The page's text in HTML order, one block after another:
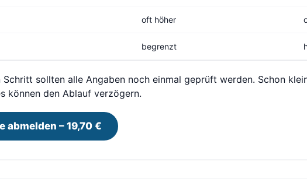
oft höher
begrenzt
sollten alle Angaben noch einmal geprüft werden. Schon
können den Ablauf verzögern.
abmelden – 19,70 €